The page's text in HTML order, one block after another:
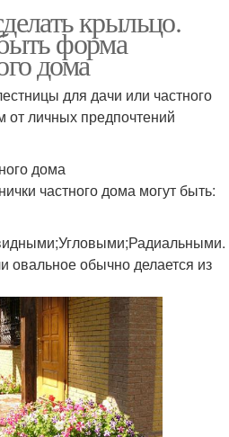
крыльцо.
форма
дома
для дачи или частного
от личных предпочтений
дома
частного дома могут быть:
овальное обычно делается из